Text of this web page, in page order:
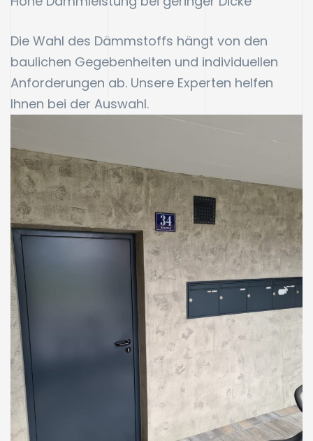
Die Wahl des Dämmstoffs hängt von den
baulichen Gegebenheiten und individuellen
Anforderungen ab. Unsere Experten helfen
Ihnen bei der Auswahl.